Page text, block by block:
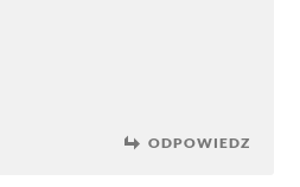
ODPOWIEDZ